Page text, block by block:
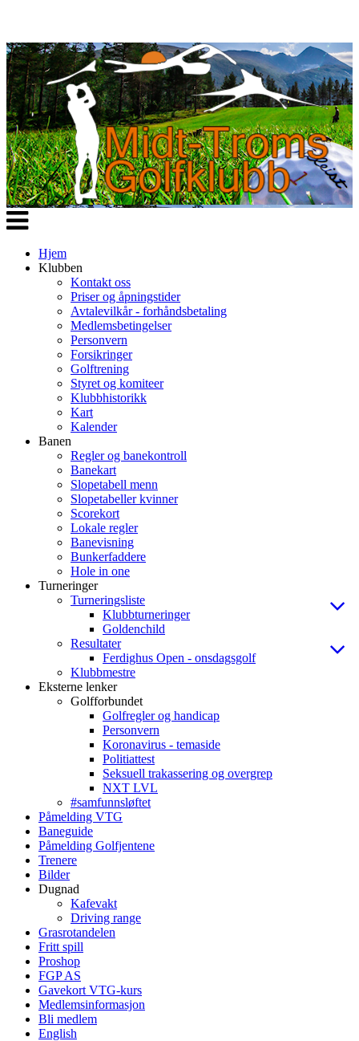
Veksle
navigasjon
Hjem
Klubben
Kontakt oss
Priser og åpningstider
Avtalevilkår - forhåndsbetaling
Medlemsbetingelser
Personvern
Forsikringer
Golftrening
Styret og komiteer
Klubbhistorikk
Kart
Kalender
Banen
Regler og banekontroll
Banekart
Slopetabell menn
Slopetabeller kvinner
Scorekort
Lokale regler
Banevisning
Bunkerfaddere
Hole in one
Turneringer
Turneringsliste
Klubbturneringer
Goldenchild
Resultater
Ferdighus Open - onsdagsgolf
Klubbmestre
Eksterne lenker
Golfforbundet
Golfregler og handicap
Personvern
Koronavirus - temaside
Politiattest
Seksuell trakassering og overgrep
NXT LVL
#samfunnsløftet
Påmelding VTG
Baneguide
Påmelding Golfjentene
Trenere
Bilder
Dugnad
Kafevakt
Driving range
Grasrotandelen
Fritt spill
Proshop
FGP AS
Gavekort VTG-kurs
Medlemsinformasjon
Bli medlem
English